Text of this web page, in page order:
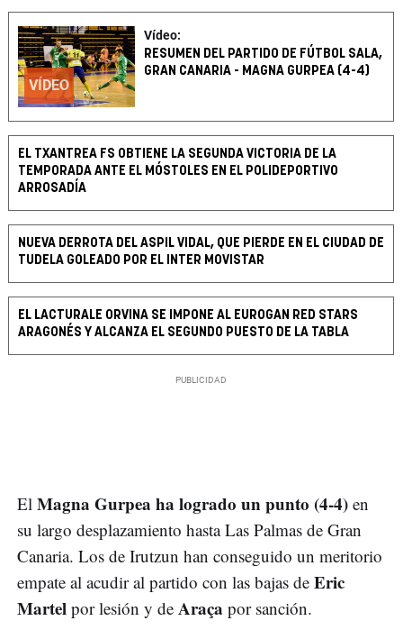
VÍDEO
Vídeo:
RESUMEN DEL PARTIDO DE FÚTBOL SALA,
GRAN CANARIA - MAGNA GURPEA (4-4)
EL TXANTREA FS OBTIENE LA SEGUNDA VICTORIA DE LA
TEMPORADA ANTE EL MÓSTOLES EN EL POLIDEPORTIVO
ARROSADÍA
NUEVA DERROTA DEL ASPIL VIDAL, QUE PIERDE EN EL CIUDAD DE
TUDELA GOLEADO POR EL INTER MOVISTAR
EL LACTURALE ORVINA SE IMPONE AL EUROGAN RED STARS
ARAGONÉS Y ALCANZA EL SEGUNDO PUESTO DE LA TABLA
El Magna Gurpea ha logrado un punto (4-4) en
su largo desplazamiento hasta Las Palmas de Gran
Canaria. Los de Irutzun han conseguido un meritorio
empate al acudir al partido con las bajas de Eric
Martel por lesión y de Araça por sanción.